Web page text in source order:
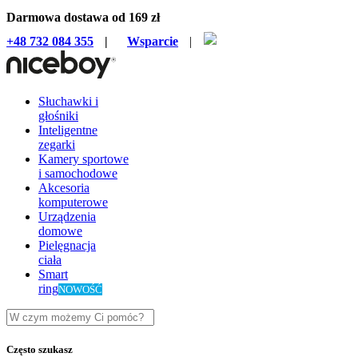
Darmowa dostawa od 169 zł
+48 732 084 355
| Wsparcie |
Słuchawki i
głośniki
Inteligentne
zegarki
Kamery sportowe
i samochodowe
Akcesoria
komputerowe
Urządzenia
domowe
Pielęgnacja
ciała
Smart
ringNOWOŚĆ
Często szukasz